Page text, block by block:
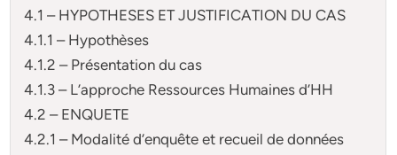
4.1 – HYPOTHESES ET JUSTIFICATION DU CAS
4.1.1 – Hypothèses
4.1.2 – Présentation du cas
4.1.3 – L’approche Ressources Humaines d’HH
4.2 – ENQUETE
4.2.1 – Modalité d’enquête et recueil de données